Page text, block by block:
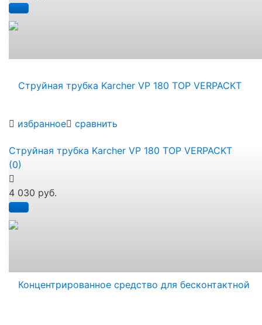
избранное сравнить
Струйная трубка Karcher VP 180 TOP VERPACKT
(0)
4 030 руб.